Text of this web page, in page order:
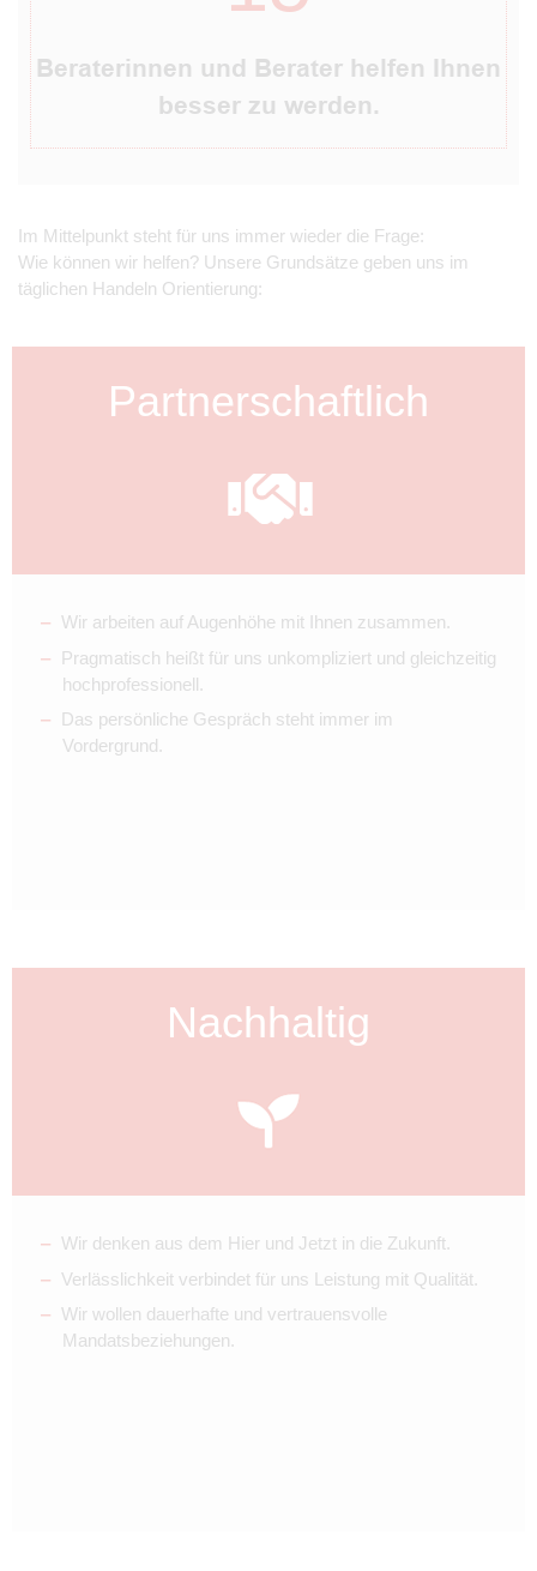
Beraterinnen und Berater helfen Ihnen
besser zu werden.
Im Mittelpunkt steht für uns immer wieder die Frage:
Wie können wir helfen? Unsere Grundsätze geben uns im
täglichen Handeln Orientierung:
Partnerschaftlich
Wir arbeiten auf Augenhöhe mit Ihnen zusammen.
Pragmatisch heißt für uns unkompliziert und gleichzeitig
hochprofessionell.
Das persönliche Gespräch steht immer im
Vordergrund.
Nachhaltig
Wir denken aus dem Hier und Jetzt in die Zukunft.
Verlässlichkeit verbindet für uns Leistung mit Qualität.
Wir wollen dauerhafte und vertrauensvolle
Mandatsbeziehungen.